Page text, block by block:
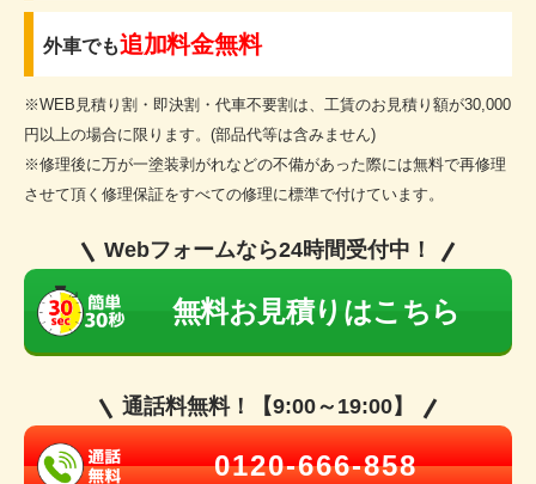
外車でも追加料金無料
※WEB見積り割・即決割・代車不要割は、工賃のお見積り額が30,000
円以上の場合に限ります。(部品代等は含みません)
※修理後に万が一塗装剥がれなどの不備があった際には無料で再修理
させて頂く修理保証をすべての修理に標準で付けています。
Webフォームなら24時間受付中！
無料お見積りはこちら
通話料無料！【9:00～19:00】
0120-666-858